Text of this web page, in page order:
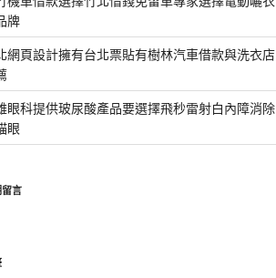
牌
網頁設計擁有台北票貼有樹林汽車借款與洗衣店
眼科提供玻尿酸產品要選擇飛秒雷射白內障消除
眼
言